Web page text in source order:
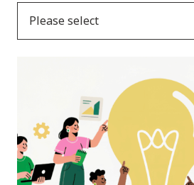
Please select